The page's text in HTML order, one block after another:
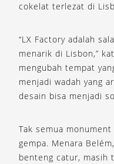
cokelat terlezat di
“LX Factory adalah
menarik di Lisbon,”
mengubah tempat
menjadi wadah yang
desain bisa menjadi
Tak semua
gempa. Menara
benteng catur, masih